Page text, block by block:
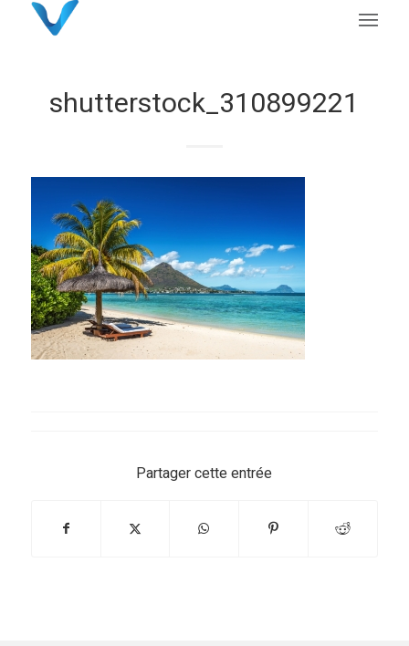
shutterstock_310899221
Partager cette entrée